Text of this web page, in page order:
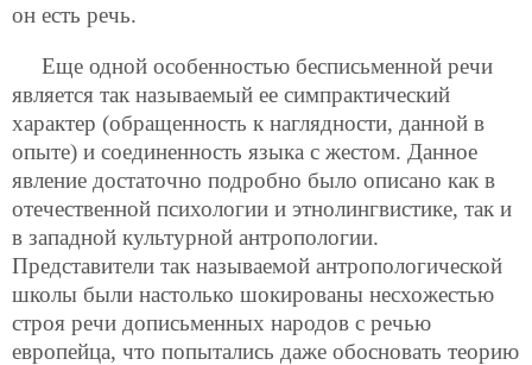
он есть речь.
Еще одной особенностью бесписьменной речи
является так называемый ее симпрактический
характер (обращенность к наглядности, данной в
опыте) и соединенность языка с жестом. Данное
явление достаточно подробно было описано как в
отечественной психологии и этнолингвистике, так и
в западной культурной антропологии.
Представители так называемой антропологической
школы были настолько шокированы несхожестью
строя речи дописьменных народов с речью
европейца, что попытались даже обосновать теорию